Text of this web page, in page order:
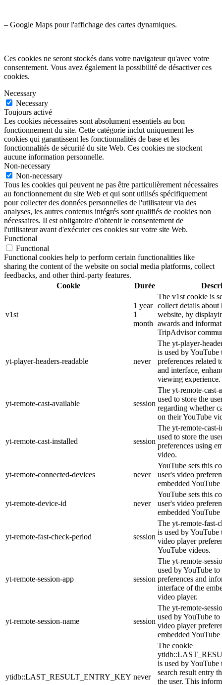
– Google Maps pour l'affichage des cartes dynamiques.
Ces cookies ne seront stockés dans votre navigateur qu'avec votre
consentement. Vous avez également la possibilité de désactiver ces
cookies.
Necessary
Necessary
Toujours activé
Les cookies nécessaires sont absolument essentiels au bon
fonctionnement du site. Cette catégorie inclut uniquement les
cookies qui garantissent les fonctionnalités de base et les
fonctionnalités de sécurité du site Web. Ces cookies ne stockent
aucune information personnelle.
Non-necessary
Non-necessary
Tous les cookies qui peuvent ne pas être particulièrement nécessaires
au fonctionnement du site Web et qui sont utilisés spécifiquement
pour collecter des données personnelles de l'utilisateur via des
analyses, les autres contenus intégrés sont qualifiés de cookies non
nécessaires. Il est obligatoire d'obtenir le consentement de
l'utilisateur avant d'exécuter ces cookies sur votre site Web.
Functional
Functional
Functional cookies help to perform certain functionalities like
sharing the content of the website on social media platforms, collect
feedbacks, and other third-party features.
Cookie
Durée
v1st
1 year
1
month
The v1st cookie is
collect details
website, by
awards and
TripAdvisor
yt-player-headers-readable never
The yt-player-
is used by YouTube
preferences related
and interface,
viewing experience.
yt-remote-cast-available session
The yt-remote-cast-
used to store the
regarding whether
on their YouTube
yt-remote-cast-installed session
The yt-remote-cast-
used to store the
preferences using
video.
yt-remote-connected-devices never
YouTube sets this
user's video
embedded
yt-remote-device-id never
YouTube sets this
user's video
embedded
yt-remote-fast-check-period session
The yt-remote-fast-
is used by YouTube
video player
YouTube videos.
yt-remote-session-app session
The yt-remote-
used by YouTube to
preferences and
interface of the
video player.
yt-remote-session-name session
The yt-remote-
used by YouTube to
video player
embedded
ytidb::LAST_RESULT_ENTRY_KEY never
The cookie
is used by YouTube
search result entry
the user. This